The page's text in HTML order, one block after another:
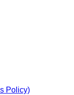
Policy)